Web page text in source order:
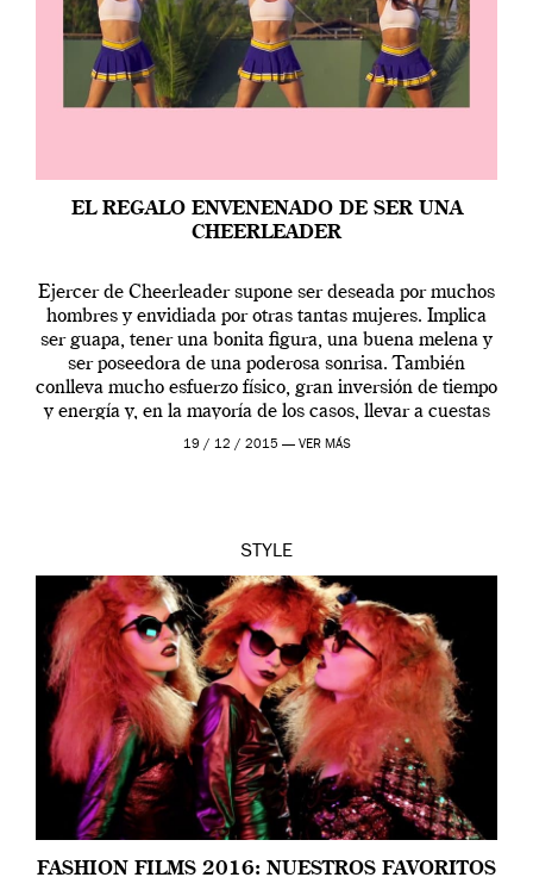
EL REGALO ENVENENADO DE SER UNA
CHEERLEADER
Ejercer de Cheerleader supone ser deseada por muchos
hombres y envidiada por otras tantas mujeres. Implica
ser guapa, tener una bonita figura, una buena melena y
ser poseedora de una poderosa sonrisa. También
conlleva mucho esfuerzo físico, gran inversión de tiempo
y energía y, en la mayoría de los casos, llevar a cuestas
un estigma […]
19 / 12 / 2015 — VER MÁS
STYLE
FASHION FILMS 2016: NUESTROS FAVORITOS